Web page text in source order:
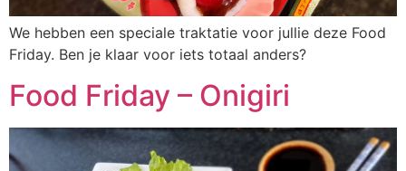
We hebben een speciale traktatie voor jullie deze Food
Friday. Ben je klaar voor iets totaal anders?
Food Friday – Onigiri